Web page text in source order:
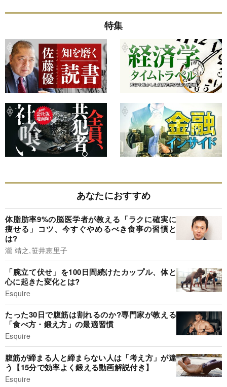
特集
あなたにおすすめ
体脂肪率9%の脳医学者が教える「ラクに確実に
痩せる」コツ、今すぐやめるべき食事の習慣と
は?
瀧 靖之,笹井恵里子
「腕立て伏せ」を100日間続けたカップル、体と
心に起きた変化とは?
Esquire
たった30日で腹筋は割れるのか?専門家が教える
「食べ方・鍛え方」の最適習慣
Esquire
腹筋が締まる人と締まらない人は「考え方」が違
う【15分で効率よく鍛える動画解説付き】
Esquire